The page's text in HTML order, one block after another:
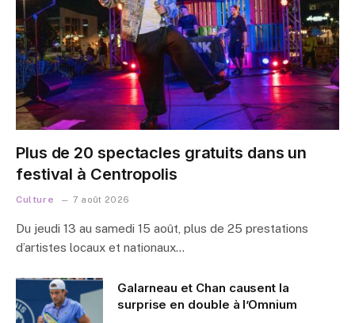
Plus de 20 spectacles gratuits dans un
festival à Centropolis
Culture 7 août 2026
Du jeudi 13 au samedi 15 août, plus de 25 prestations
d’artistes locaux et nationaux…
Galarneau et Chan causent la
surprise en double à l’Omnium